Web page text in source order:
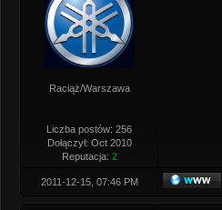
Raciąż/Warszawa
Liczba postów: 256
Dołączył: Oct 2010
Reputacja: 2
2011-12-15, 07:46 PM